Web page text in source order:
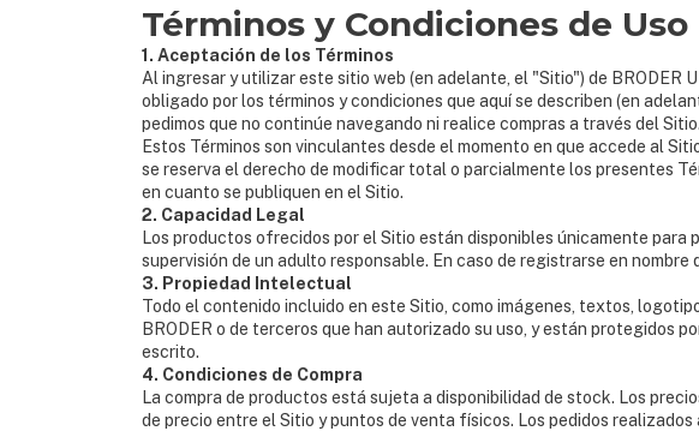
Términos y Condiciones de Uso
1. Aceptación de los Términos
Al ingresar y utilizar este sitio web (en adelante, el "Sitio") de BRODER
obligado por los términos y condiciones que aquí se describen (en
pedimos que no continúe navegando ni realice compras a través del Sitio.
Estos Términos son vinculantes desde el momento en que accede al
se reserva el derecho de modificar total o parcialmente los presentes
en cuanto se publiquen en el Sitio.
2. Capacidad Legal
Los productos ofrecidos por el Sitio están disponibles únicamente
supervisión de un adulto responsable. En caso de registrarse en
3. Propiedad Intelectual
Todo el contenido incluido en este Sitio, como imágenes, textos,
BRODER o de terceros que han autorizado su uso, y están protegidos
escrito.
4. Condiciones de Compra
La compra de productos está sujeta a disponibilidad de stock. Los
de precio entre el Sitio y puntos de venta físicos. Los pedidos